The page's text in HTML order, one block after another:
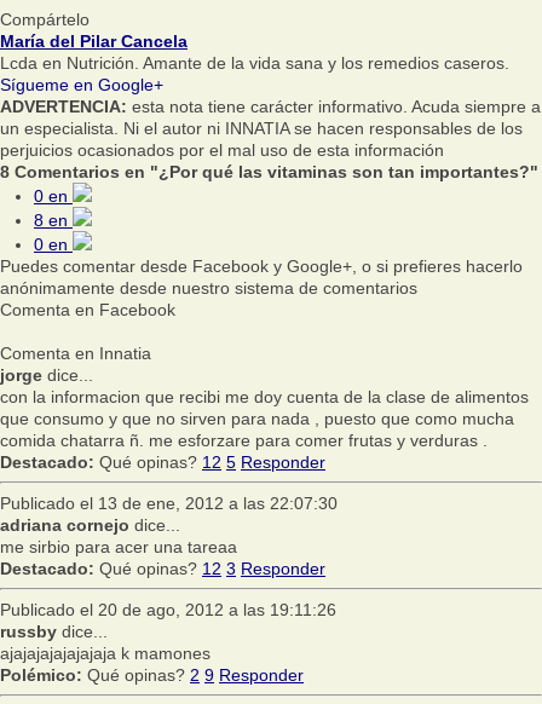
Compártelo
María del Pilar Cancela
Lcda en Nutrición. Amante de la vida sana y los remedios caseros.
Sígueme en Google+
ADVERTENCIA: esta nota tiene carácter informativo. Acuda siempre a
un especialista. Ni el autor ni INNATIA se hacen responsables de los
perjuicios ocasionados por el mal uso de esta información
8 Comentarios en "¿Por qué las vitaminas son tan importantes?"
0 en
8 en
0 en
Puedes comentar desde Facebook y Google+, o si prefieres hacerlo
anónimamente desde nuestro sistema de comentarios
Comenta en Facebook
Comenta en Innatia
jorge dice...
con la informacion que recibi me doy cuenta de la clase de alimentos
que consumo y que no sirven para nada , puesto que como mucha
comida chatarra ñ. me esforzare para comer frutas y verduras .
Destacado: Qué opinas? 12 5 Responder
Publicado el 13 de ene, 2012 a las 22:07:30
adriana cornejo dice...
me sirbio para acer una tareaa
Destacado: Qué opinas? 12 3 Responder
Publicado el 20 de ago, 2012 a las 19:11:26
russby dice...
ajajajajajajajaja k mamones
Polémico: Qué opinas? 2 9 Responder